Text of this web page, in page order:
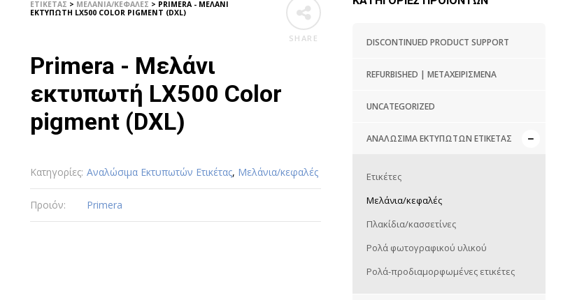
DISCONTINUED PRODUCT SUPPORT
REFURBISHED | ΜΕΤΑΧΕΙΡΙΣΜΈΝΑ
UNCATEGORIZED
ΑΝΑΛΏΣΙΜΑ ΕΚΤΥΠΩΤΏΝ ΕΤΙΚΈΤΑΣ
Eτικέτες
Μελάνια/κεφαλές
Πλακίδια/κασσετίνες
Ρολά φωτογραφικού υλικού
Ρολά-προδιαμορφωμένες ετικέτες
SHARE
ΕΤΙΚΈΤΑΣ > ΜΕΛΆΝΙΑ/ΚΕΦΑΛΈΣ > PRIMERA - ΜΕΛΆΝΙ
ΕΚΤΥΠΩΤΉ LX500 COLOR PIGMENT (DXL)
Primera - Μελάνι
εκτυπωτή LX500 Color
pigment (DXL)
Κατηγορίες: Αναλώσιμα Εκτυπωτών Ετικέτας, Μελάνια/κεφαλές
Προιόν: Primera